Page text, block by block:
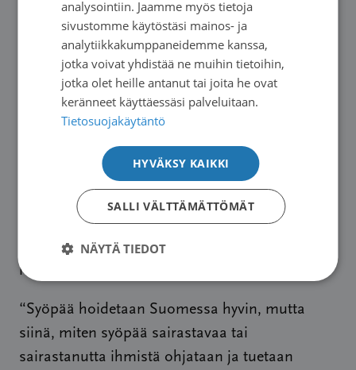
lääkinnällistä kuntoutusta. Alle puolet sai
psykososiaalista tukea (47 %) ja yli puolet (52
%) etuuksia.
Usean oli ollut kuitenkin vaikea löytää apua ja
tukea erityisesti sairaanhoidon, tukien ja
viranomaispäätösten osalta. Vastaajat
kaipasivat selkeämpää ohjausta,
psykososiaalista tukea ja ymmärrystä syövän
jälkeisistä näkymättömistä
myöhäisvaikutuksista. Moni koki byrokratian
pirstaleiseksi ja jäi yksin.
“Syöpää hoidetaan Suomessa hyvin, mutta
siinä, miten syöpää sairastavaa tai
sairastanutta ihmistä ohjataan ja tuetaan
analysointiin. Jaamme myös tietoja
sivustomme käytöstäsi mainos- ja
analytiikkakumppaneidemme kanssa,
jotka voivat yhdistää ne muihin tietoihin,
jotka olet heille antanut tai joita he ovat
keränneet käyttäessäsi palveluitaan.
Tietosuojakäytäntö
HYVÄKSY KAIKKI
SALLI VÄLTTÄMÄTTÖMÄT
NÄYTÄ TIEDOT